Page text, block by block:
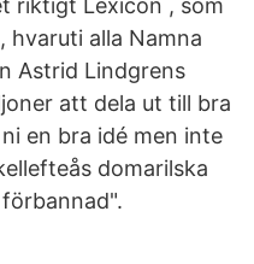
riktigt Lexicon , som
hvaruti alla Namna
Astrid Lindgrens
att dela ut till bra
en bra idé men inte
domarilska